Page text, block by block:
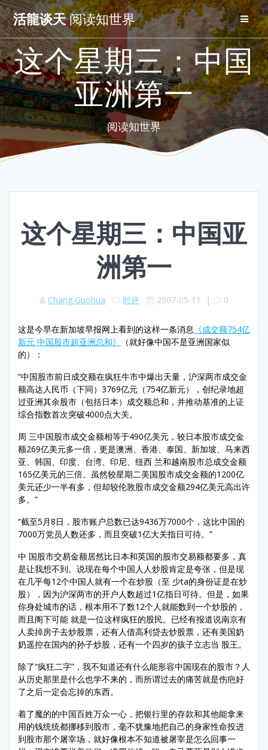
Skip
to
content
活龍谈天阅读知世界
这个星期三：中国
亚洲第一
阅读知世界
这个星期三：中国亚
洲第一
Chang Guohua 时评 2007-05-11 | 0
这是今早在新加坡早报网上看到的这样一条消息 《成交额754亿
新元 中国股市超亚洲总和》
（就好像中国不是亚洲国家似
的）：
“中国股市前日成交额在疯狂牛市中爆出天量，沪深两市成交金
额高达人民币（下同）3769亿元（754亿新元），创纪录地超
过亚洲其余股市（包括日本）成交额总和，并推动基准的上证
综合指数首次突破4000点大关。
周 三中国股市成交金额相等于490亿美元，较日本股市成交金
额269亿美元多一倍，更是澳洲、香港、泰国、新加坡、马来西
亚、韩国、印度、台湾、印尼、纽西 兰和越南股市总成交金额
165亿美元的三倍。虽然较星期二美国股市成交金额的1200亿
美元还少一半有多，但却较伦敦股市成交金额294亿美元高出许
多。”
“截至5月8日，股市账户总数已达9436万7000个，这比中国的
7000万党员人数还多，而且突破1亿大关指日可待。”
中 国股市交易金额居然比日本和英国的股市交易额都要多，真
是让我想不到。说现在每个中国人人炒股肯定是夸张，但是现
在几乎每12个中国人就有一个在炒股（至 少ta的身份证是在炒
股），因为沪深两市的开户人数超过1亿指日可待。但是，如果
你身处城市的话，根本用不了数12个人就能数到一个炒股的，
而且阁下可能 就是一位这样疯狂的股民。已经有报道说南京有
人卖掉房子去炒股票，还有人借高利贷去炒股票，还有美国奶
奶遥控在国内的孙子炒股，还有一个四岁的孩子立志当 股王。
除了“疯狂二字”，我不知道还有什么能形容中国现在的股市？人
从历史那里是什么也学不来的，而所谓过去的痛苦就是伤疤好
了之后一定会忘掉的东西。
着了魔的的中国百姓万众一心，把银行里的存款和其他能拿来
用的钱统统都挪移到股市，毫不犹豫地把自己的身家性命投进
到股市那个屠宰场，就好像根本不知道被屠宰是怎么回事一